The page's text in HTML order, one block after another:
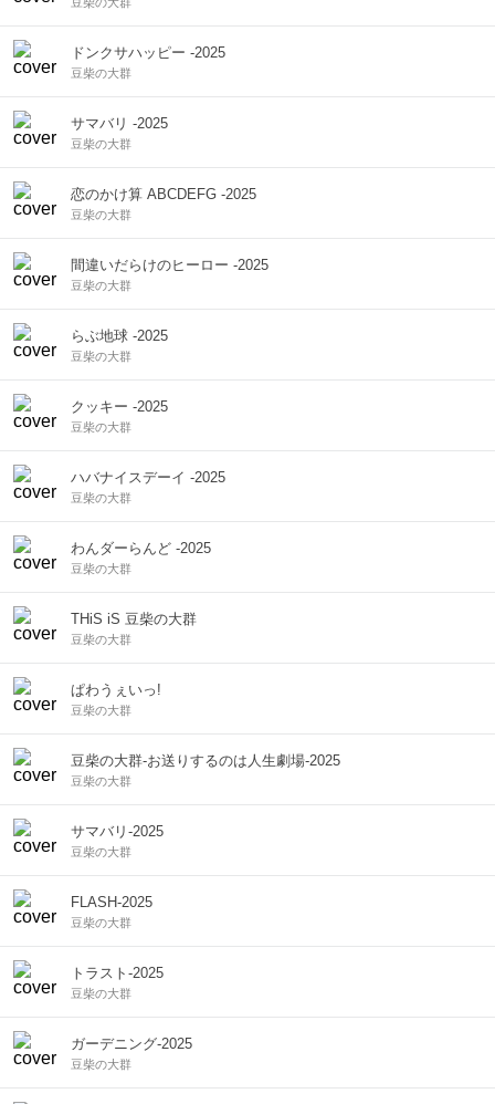
ドンクサハッピー -2025
豆柴の大群
サマバリ -2025
豆柴の大群
恋のかけ算 ABCDEFG -2025
豆柴の大群
間違いだらけのヒーロー -2025
豆柴の大群
らぶ地球 -2025
豆柴の大群
クッキー -2025
豆柴の大群
ハバナイスデーイ -2025
豆柴の大群
わんダーらんど -2025
豆柴の大群
THiS iS 豆柴の大群
豆柴の大群
ぱわうぇいっ!
豆柴の大群
豆柴の大群-お送りするのは人生劇場-2025
豆柴の大群
サマバリ-2025
豆柴の大群
FLASH-2025
豆柴の大群
トラスト-2025
豆柴の大群
ガーデニング-2025
豆柴の大群